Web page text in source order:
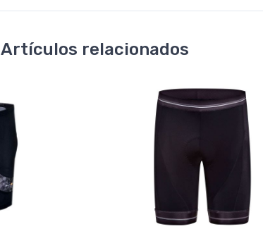
Artículos relacionados